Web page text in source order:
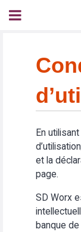
En
et la
page.
SD Worx
banque